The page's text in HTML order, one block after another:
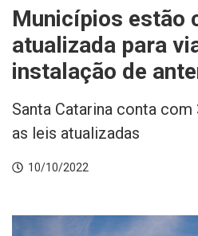
SERVIÇOS
INTEGRIDADE
Municípios estão
atualizada para
instalação de
Santa Catarina conta
as leis atualizadas
10/10/2022